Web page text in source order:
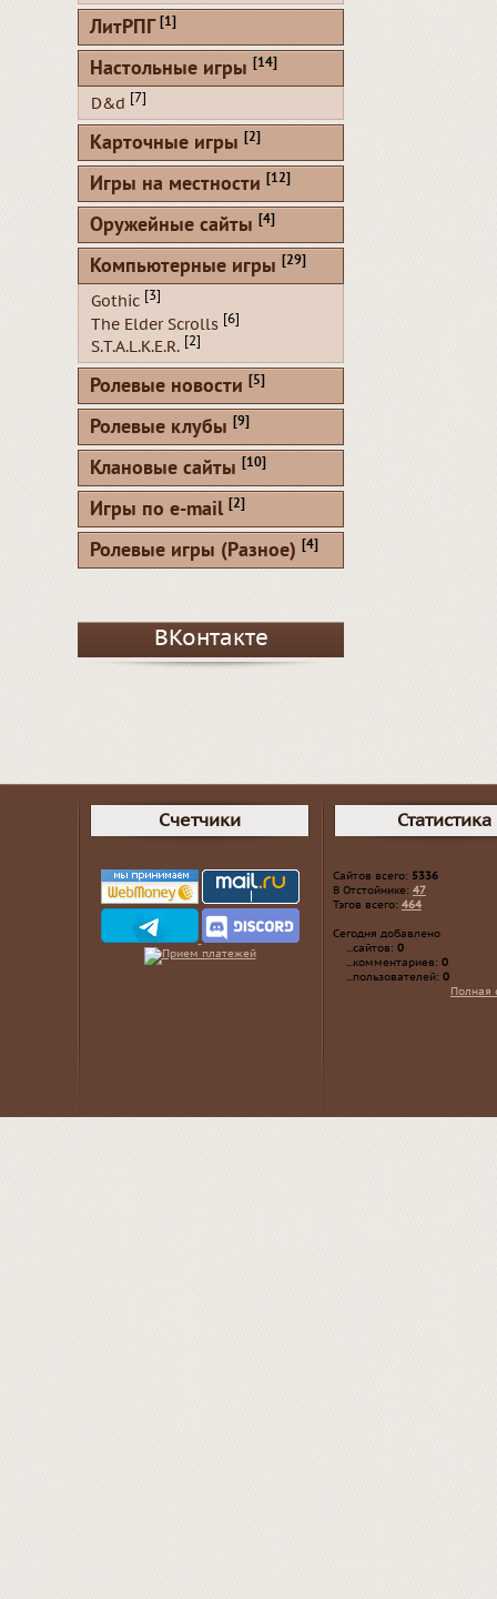
ЛитРПГ [1]
Настольные игры [14]
D&d [7]
Карточные игры [2]
Игры на местности [12]
Оружейные сайты [4]
Компьютерные игры [29]
Gothic [3]
The Elder Scrolls [6]
S.T.A.L.K.E.R. [2]
Ролевые новости [5]
Ролевые клубы [9]
Клановые сайты [10]
Игры по e-mail [2]
Ролевые игры (Разное) [4]
ВКонтакте
Счетчики Статистика
Сайтов всего: 5336
В Отстойнике: 47
Тэгов всего: 464
Сегодня добавлено
...сайтов: 0
...комментариев: 0
...пользователей: 0
Полная